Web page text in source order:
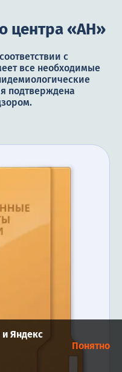
центра «АН»
с
все необходимые
подтверждена
Яндекс
Понятно